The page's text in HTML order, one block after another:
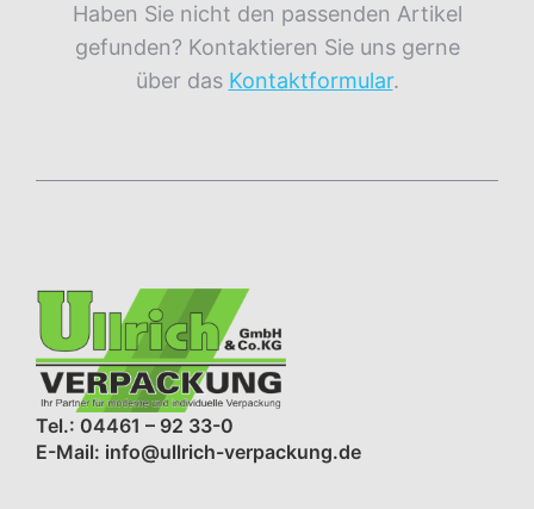
Haben Sie nicht den passenden Artikel
gefunden? Kontaktieren Sie uns gerne
über das Kontaktformular.
Tel.: 04461 – 92 33-0
E-Mail: info@ullrich-verpackung.de